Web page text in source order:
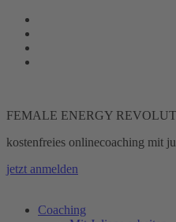
Zum
Inhalt
springen
FEMALE ENERGY
kostenfreies onlinecoaching mit
jetzt anmelden
Coaching